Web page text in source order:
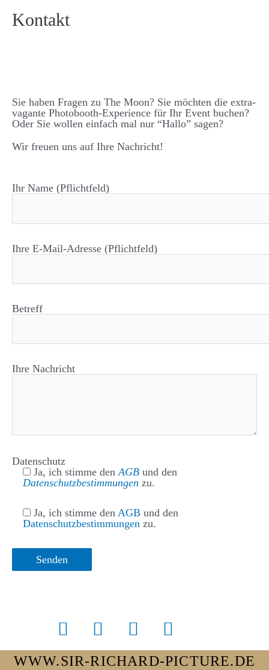
Kontakt
Sie haben Fragen zu The Moon? Sie möchten die extra­­
vagante Photo­­booth-Experience für Ihr Event buchen?
Oder Sie wollen einfach mal nur “Hallo” sagen?
Wir freuen uns auf Ihre Nachricht!
Ihr Name (Pflichtfeld)
Ihre E-Mail-Adresse (Pflichtfeld)
Betreff
Ihre Nachricht
Datenschutz
Ja, ich stimme denAGB und den
Datenschutzbestimmungen zu.
Ja, ich stimme denAGB und den
Datenschutzbestimmungen zu.
WWW.SIR-RICHARD-PICTURE.DE